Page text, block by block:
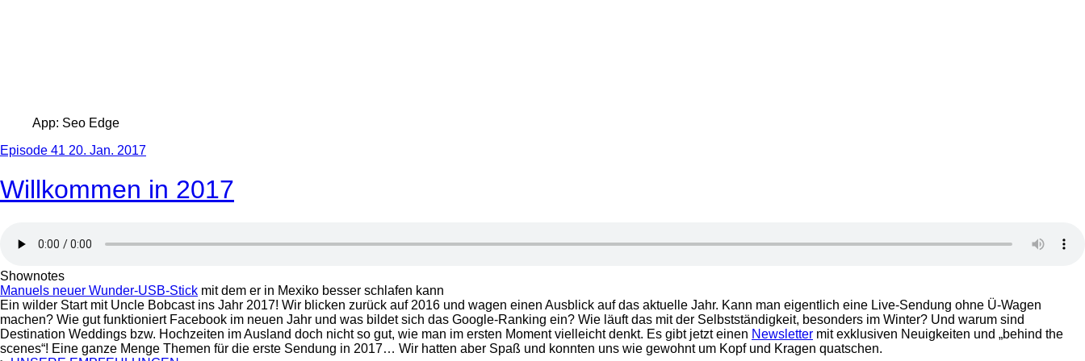
App: Seo Edge
Episode 41 20. Jan. 2017
Willkommen in 2017
Shownotes
Manuels neuer Wunder-USB-Stick mit dem er in Mexiko besser schlafen kann
Ein wilder Start mit Uncle Bobcast ins Jahr 2017! Wir blicken zurück auf 2016 und wagen einen Ausblick auf das aktuelle Jahr. Kann man eigentlich eine Live-Sendung ohne Ü-Wagen
machen? Wie gut funktioniert Facebook im neuen Jahr und was bildet sich das Google-Ranking ein? Wie läuft das mit der Selbstständigkeit, besonders im Winter? Und warum sind
Destination Weddings bzw. Hochzeiten im Ausland doch nicht so gut, wie man im ersten Moment vielleicht denkt. Es gibt jetzt einen Newsletter mit exklusiven Neuigkeiten und „behind the
scenes“! Eine ganze Menge Themen für die erste Sendung in 2017… Wir hatten aber Spaß und konnten uns wie gewohnt um Kopf und Kragen quatschen.